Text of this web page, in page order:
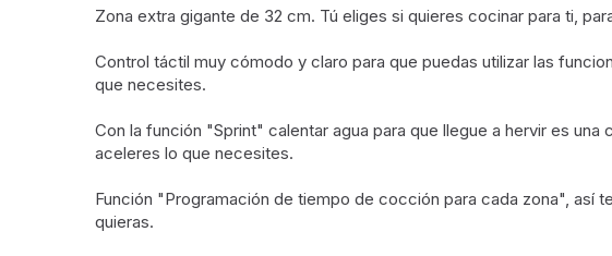
Zona extra gigante de 32 cm. Tú eliges si quieres cocinar para ti,
Control táctil muy cómodo y claro para que puedas utilizar las
que necesites.
Con la función "Sprint" calentar agua para que llegue a hervir es
aceleres lo que necesites.
Función "Programación de tiempo de cocción para cada zona", así
quieras.